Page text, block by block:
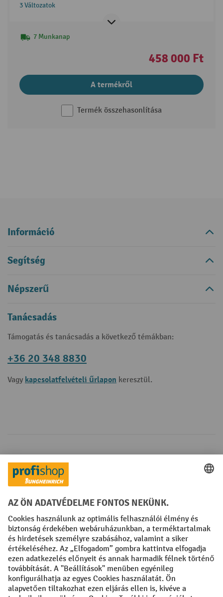
3 Változatok
7 Munkanap
458 000 Ft
A termékről
Termék összehasonlítása
Információ
Segítség
Népszerű
Tanácsadás
Támogatás és tanácsadás a következő témákban:
+36 20 348 8830
Vagy kapcsolatfelvételi űrlapon keresztül.
Fizetési lehetőségek
Creditcard (Master)Creditcard (Visa)
Közösségi Média
Facebook
YouTube
LinkedIn
Instagram